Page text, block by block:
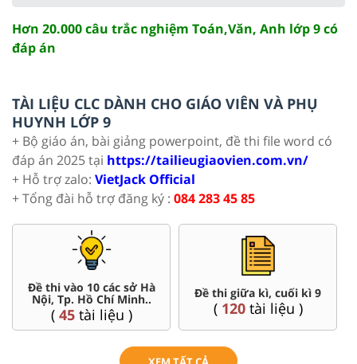
Hơn 20.000 câu trắc nghiệm Toán,Văn, Anh lớp 9 có
đáp án
TÀI LIỆU CLC DÀNH CHO GIÁO VIÊN VÀ PHỤ
HUYNH LỚP 9
+ Bộ giáo án, bài giảng powerpoint, đề thi file word có
đáp án 2025 tại https://tailieugiaovien.com.vn/
+ Hỗ trợ zalo: VietJack Official
+ Tổng đài hỗ trợ đăng ký : 084 283 45 85
Đề thi vào 10 các sở Hà
Nội, Tp. Hồ Chí Minh..
( 45tài liệu )
Đề thi giữa kì, cuối kì 9
( 120tài liệu )